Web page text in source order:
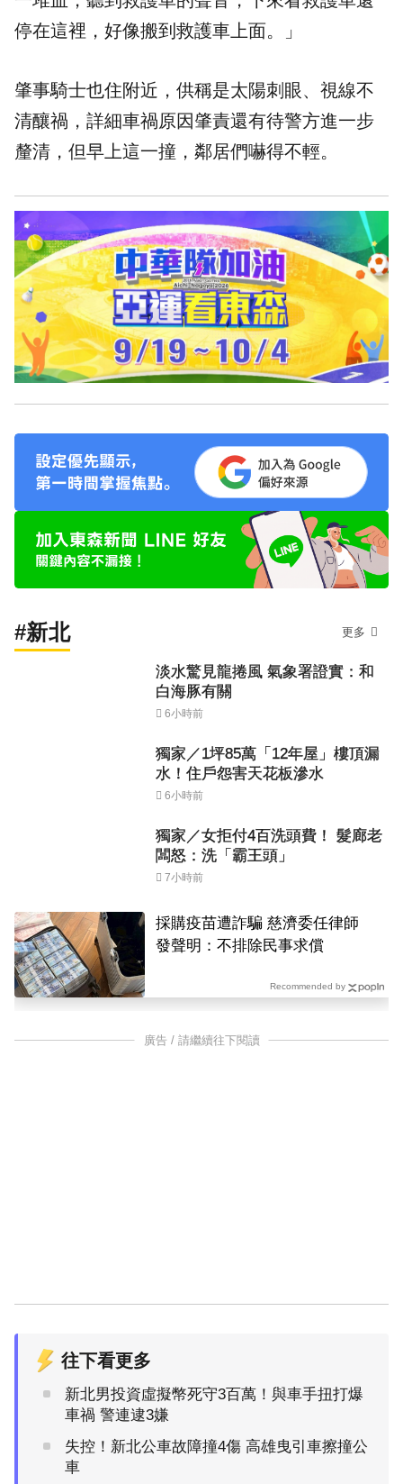
停在這裡，好像搬到救護車上面。」
肇事騎士也住附近，供稱是太陽刺眼、視線不
清釀禍，詳細車禍原因肇責還有待警方進一步
釐清，但早上這一撞，鄰居們嚇得不輕。
#新北 更多
淡水驚見龍捲風 氣象署證實：和
白海豚有關
6小時前
獨家／1坪85萬「12年屋」樓頂漏
水！住戶怨害天花板滲水
6小時前
獨家／女拒付4百洗頭費！ 髮廊老
闆怒：洗「霸王頭」
7小時前
採購疫苗遭詐騙 慈濟委任律師
發聲明：不排除民事求償
Recommended by
廣告 / 請繼續往下閱讀
往下看更多
新北男投資虛擬幣死守3百萬！與車手扭打爆
車禍 警連逮3嫌
失控！新北公車故障撞4傷 高雄曳引車擦撞公
車